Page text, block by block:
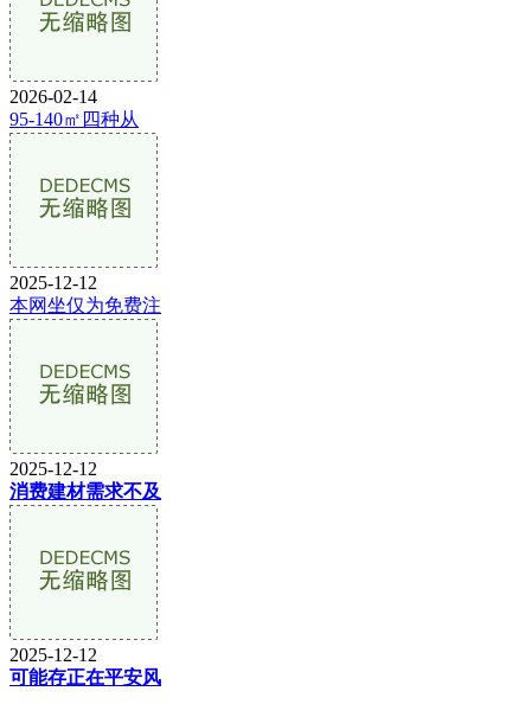
2026-02-14
95-140㎡四种从
2025-12-12
本网坐仅为免费注
2025-12-12
消费建材需求不及
2025-12-12
可能存正在平安风